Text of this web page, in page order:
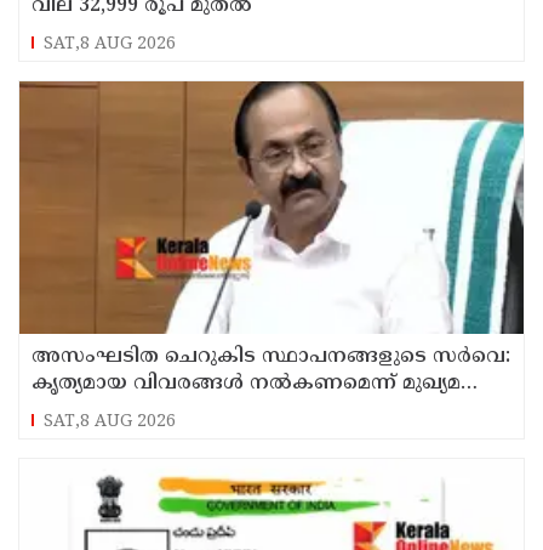
വില 32,999 രൂപ മുതൽ
SAT,8 AUG 2026
അസംഘടിത ചെറുകിട സ്ഥാപനങ്ങളുടെ സർവെ:
കൃത്യമായ വിവരങ്ങൾ നൽകണമെന്ന് മുഖ്യമന്ത്രി
വി ഡി സതീശൻ
SAT,8 AUG 2026